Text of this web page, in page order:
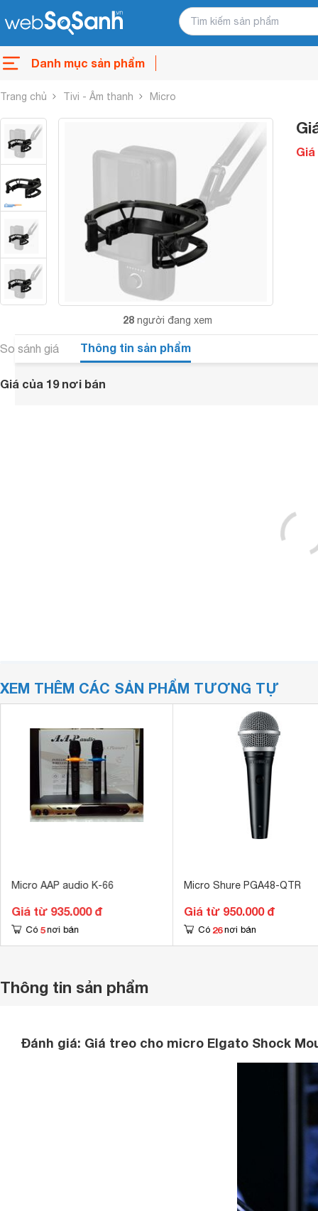
Danh mục sản phẩm
Trang chủ Tivi - Âm thanh Micro
28 người đang xem
So sánh giá Thông tin sản phẩm
Giá của 19 nơi bán
XEM THÊM CÁC SẢN PHẨM TƯƠNG TỰ
Micro AAP audio K-66
Giá từ 935.000 đ
Có 5 nơi bán
Micro Shure PGA48-QTR
Giá từ 950.000 đ
Có 26 nơi bán
Thông tin sản phẩm
Đánh giá: Giá treo cho micro Elgato Shock